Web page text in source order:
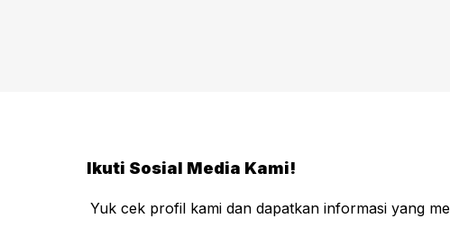
Ikuti Sosial Media Kami!
Yuk cek profil kami dan dapatkan informasi yang